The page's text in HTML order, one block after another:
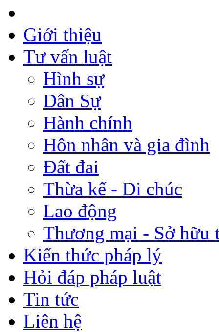
Giới thiệu
Tư vấn luật
Hình sự
Dân Sự
Hành chính
Hôn nhân và gia đình
Đất đai
Thừa kế - Di chúc
Lao động
Thương mại - Sở hữu
Kiến thức pháp lý
Hỏi đáp pháp luật
Tin tức
Liên hệ